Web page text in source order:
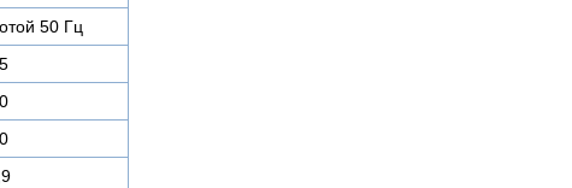
50 Гц